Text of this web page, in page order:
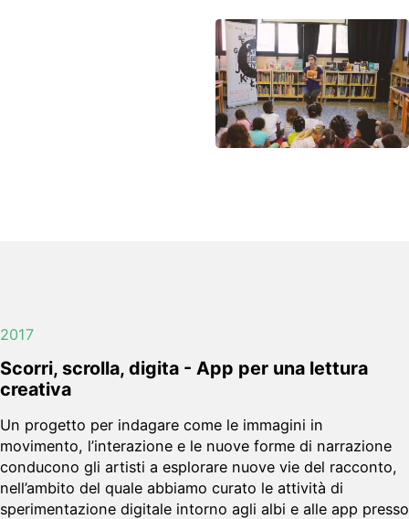
Scorri, scrolla, digita - App per una lettura
creativa
2017
Un progetto per indagare come le immagini in
movimento, l’interazione e le nuove forme di narrazione
conducono gli artisti a esplorare nuove vie del racconto,
nell’ambito del quale abbiamo curato le attività di
sperimentazione digitale intorno agli albi e alle app presso